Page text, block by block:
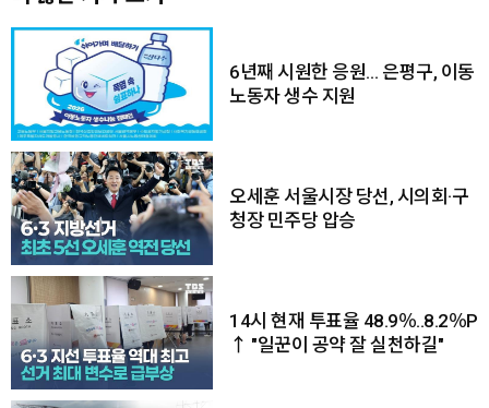
6년째 시원한 응원… 은평구, 이동
노동자 생수 지원
오세훈 서울시장 당선, 시의회·구
청장 민주당 압승
14시 현재 투표율 48.9％..8.2％P
↑ "일꾼이 공약 잘 실천하길"